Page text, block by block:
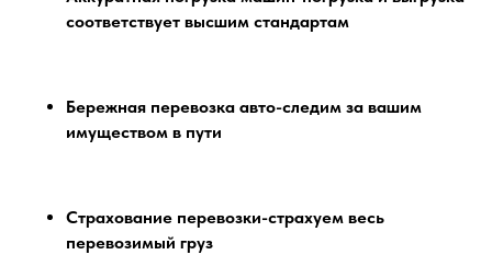
соответствует высшим стандартам
Бережная перевозка авто-следим за вашим
имуществом в пути
Страхование перевозки-страхуем весь
перевозимый груз